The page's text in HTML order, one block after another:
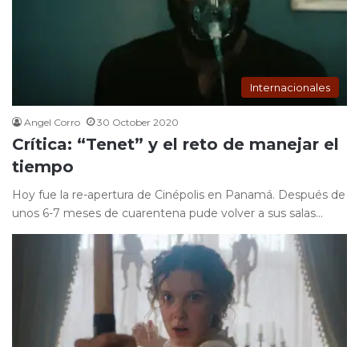
Internacionales
Angel Corro 30 October 2020
Crítica: “Tenet” y el reto de manejar el
tiempo
Hoy fue la re-apertura de Cinépolis en Panamá. Después de
unos 6-7 meses de cuarentena pude volver a sus salas…